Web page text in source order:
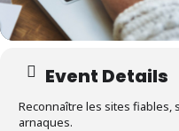
Event Details
Reconnaître les sites fiables,
arnaques.